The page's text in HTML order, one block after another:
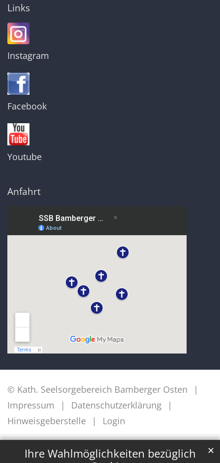
Ihre Wahlmöglichkeiten bezüglich
✕
Links
Instagram
Facebook
Youtube
Anfahrt
© Kath. Seelsorgebereich Bamberger Osten
Impressum
Datenschutzerklärung
Hinweisgeberstelle
Login